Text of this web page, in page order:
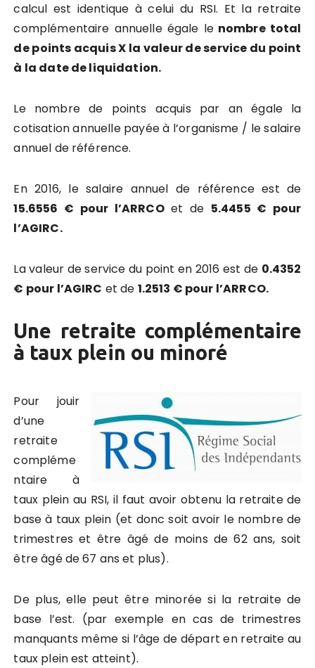
calcul est identique à celui du RSI. Et la retraite
complémentaire annuelle égale lenombre total
de points acquis X la valeur de service du point
à la date de liquidation.
Le nombre de points acquis par an égale la
cotisation annuelle payée à l’organisme / le salaire
annuel de référence.
En 2016, le salaire annuel de référence est de
15.6556 € pour l’ARRCOet de 5.4455 € pour
l’AGIRC.
La valeur de service du point en 2016 est de 0.4352
€ pour l’AGIRC et de 1.2513 € pour l’ARRCO.
Une retraite complémentaire
à taux plein ou minoré
Pour jouir
d’une
retraite
compléme
ntaire à
taux plein au RSI, il faut avoir obtenu la retraite de
base à taux plein (et donc soit avoir le nombre de
trimestres et être âgé de moins de 62 ans, soit
être âgé de 67 ans et plus).
De plus, elle peut être minorée si la retraite de
base l’est. (par exemple en cas de trimestres
manquants même si l’âge de départ en retraite au
taux plein est atteint).